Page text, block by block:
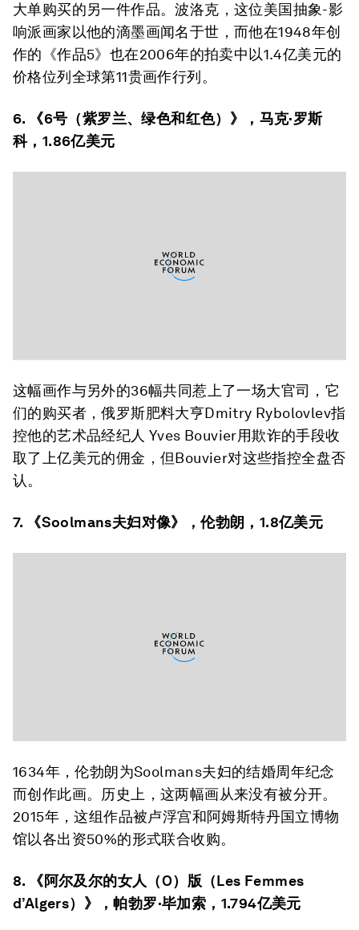
大单购买的另一件作品。波洛克，这位美国抽象-影
响派画家以他的滴墨画闻名于世，而他在1948年创
作的《作品5》也在2006年的拍卖中以1.4亿美元的
价格位列全球第11贵画作行列。
6. 《6号（紫罗兰、绿色和红色）》，马克·罗斯
科，1.86亿美元
这幅画作与另外的36幅共同惹上了一场大官司，它
们的购买者，俄罗斯肥料大亨Dmitry Rybolovlev指
控他的艺术品经纪人 Yves Bouvier用欺诈的手段收
取了上亿美元的佣金，但Bouvier对这些指控全盘否
认。
7. 《Soolmans夫妇对像》，伦勃朗，1.8亿美元
1634年，伦勃朗为Soolmans夫妇的结婚周年纪念
而创作此画。历史上，这两幅画从来没有被分开。
2015年，这组作品被卢浮宫和阿姆斯特丹国立博物
馆以各出资50%的形式联合收购。
8. 《阿尔及尔的女人（O）版（Les Femmes
d’Algers）》，帕勃罗·毕加索，1.794亿美元